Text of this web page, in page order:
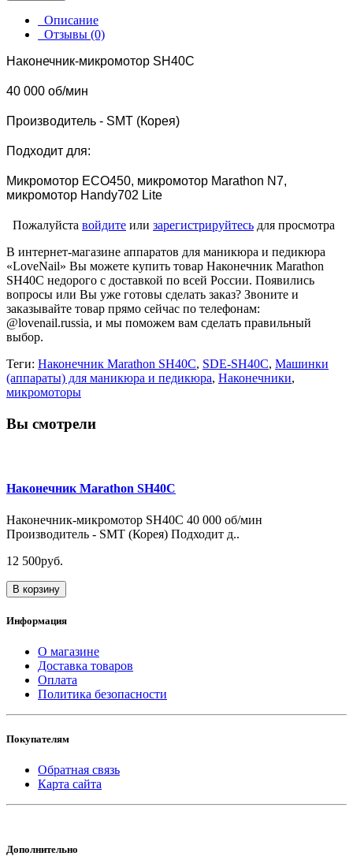
Описание
Отзывы (0)
Наконечник-микромотор SH40С
40 000 об/мин
Производитель - SMT (Корея)
Подходит для:
Микромотор ECO450, микромотор Marathon N7,
микромотор Handy702 Lite
Пожалуйста войдите или зарегистрируйтесь для просмотра
В интернет-магазине аппаратов для маникюра и педикюра
«LoveNail» Вы можете купить товар Наконечник Marathon
SH40С недорого с доставкой по всей России. Появились
вопросы или Вы уже готовы сделать заказ? Звоните и
заказывайте товар прямо сейчас по телефонам:
@lovenail.russia, и мы поможем вам сделать правильный
выбор.
Теги: Наконечник Marathon SH40С, SDE-SH40С, Машинки
(аппараты) для маникюра и педикюра, Наконечники,
микромоторы
Вы смотрели
Наконечник Marathon SH40С
Наконечник-микромотор SH40С 40 000 об/мин
Производитель - SMT (Корея) Подходит д..
12 500руб.
В корзину
Информация
О магазине
Доставка товаров
Оплата
Политика безопасности
Покупателям
Обратная связь
Карта сайта
Дополнительно